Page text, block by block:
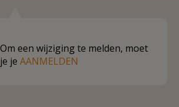
Om een wijziging te melden, moet
je je AANMELDEN